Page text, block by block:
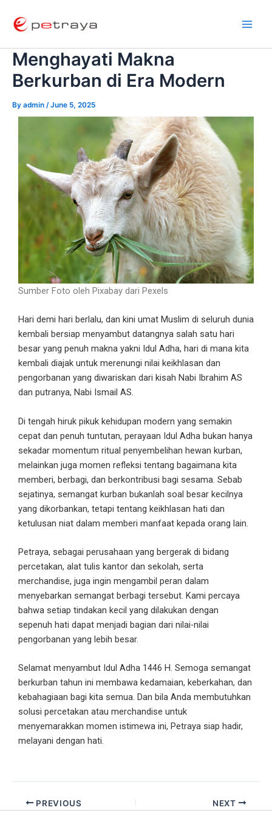
Menghayati Makna
Berkurban di Era Modern
By admin /June 5, 2025
Sumber Foto oleh Pixabay dari Pexels
Hari demi hari berlalu, dan kini umat Muslim di seluruh dunia
kembali bersiap menyambut datangnya salah satu hari
besar yang penuh makna yakni Idul Adha, hari di mana kita
kembali diajak untuk merenungi nilai keikhlasan dan
pengorbanan yang diwariskan dari kisah Nabi Ibrahim AS
dan putranya, Nabi Ismail AS.
Di tengah hiruk pikuk kehidupan modern yang semakin
cepat dan penuh tuntutan, perayaan Idul Adha bukan hanya
sekadar momentum ritual penyembelihan hewan kurban,
melainkan juga momen refleksi tentang bagaimana kita
memberi, berbagi, dan berkontribusi bagi sesama. Sebab
sejatinya, semangat kurban bukanlah soal besar kecilnya
yang dikorbankan, tetapi tentang keikhlasan hati dan
ketulusan niat dalam memberi manfaat kepada orang lain.
Petraya, sebagai perusahaan yang bergerak di bidang
percetakan, alat tulis kantor dan sekolah, serta
merchandise, juga ingin mengambil peran dalam
menyebarkan semangat berbagi tersebut. Kami percaya
bahwa setiap tindakan kecil yang dilakukan dengan
sepenuh hati dapat menjadi bagian dari nilai-nilai
pengorbanan yang lebih besar.
Selamat menyambut Idul Adha 1446 H. Semoga semangat
berkurban tahun ini membawa kedamaian, keberkahan, dan
kebahagiaan bagi kita semua. Dan bila Anda membutuhkan
solusi percetakan atau merchandise untuk
menyemarakkan momen istimewa ini, Petraya siap hadir,
melayani dengan hati.
navigation
PREVIOUS NEXT